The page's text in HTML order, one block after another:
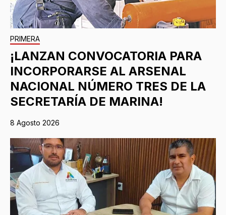
PRIMERA
¡LANZAN CONVOCATORIA PARA
INCORPORARSE AL ARSENAL
NACIONAL NÚMERO TRES DE LA
SECRETARÍA DE MARINA!
8 Agosto 2026